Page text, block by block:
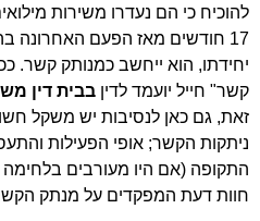
להוכיח כי הם נעדרו משירות
17 חודשים מאז הפעם האחרונה
יחידתו, הוא ייחשב כמנותק קשר.
קשר" חייל יועמד לדין בבית דין
זאת, גם כאן לנסיבות יש משקל
ניתקות הקשר; אופי הפעילות
התקופה (אם היו מעורבים
חוות דעת המפקדים על מנתק